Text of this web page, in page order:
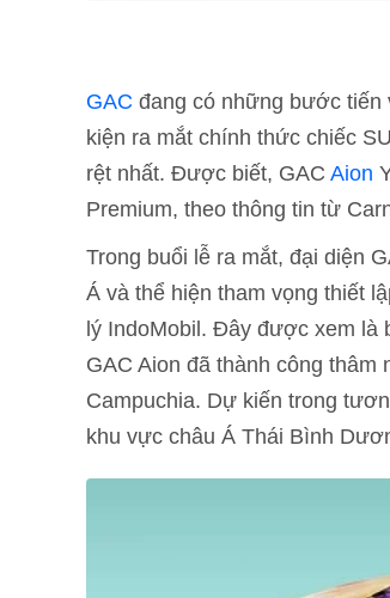
GAC đang có những bước
kiện ra mắt chính thức chiếc
rệt nhất. Được biết, GAC Aion
Premium, theo thông tin từ
Trong buổi lễ ra mắt, đại diện
Á và thể hiện tham vọng thiết
lý IndoMobil. Đây được xem là
GAC Aion đã thành công
Campuchia. Dự kiến trong
khu vực châu Á Thái Bình